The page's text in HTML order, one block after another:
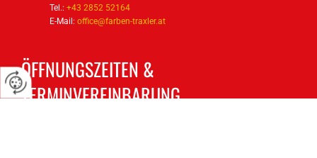
Tel.: +43 2852 52164
E-Mail: office@farben-traxler.at
ÖFFNUNGSZEITEN &
TERMINVEREINBARUNG